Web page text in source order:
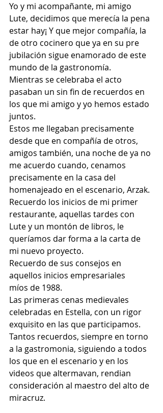
Yo y mi acompañante, mi amigo
Lute, decidimos que merecía la pena
estar hay¡ Y que mejor compañía, la
de otro cocinero que ya en su pre
jubilación sigue enamorado de este
mundo de la gastronomía.
Mientras se celebraba el acto
pasaban un sin fin de recuerdos en
los que mi amigo y yo hemos estado
juntos.
Estos me llegaban precisamente
desde que en compañía de otros,
amigos también, una noche de ya no
me acuerdo cuando, cenamos
precisamente en la casa del
homenajeado en el escenario, Arzak.
Recuerdo los inicios de mi primer
restaurante, aquellas tardes con
Lute y un montón de libros, le
queríamos dar forma a la carta de
mi nuevo proyecto.
Recuerdo de sus consejos en
aquellos inicios empresariales
míos de 1988.
Las primeras cenas medievales
celebradas en Estella, con un rigor
exquisito en las que participamos.
Tantos recuerdos, siempre en torno
a la gastromonia, siguiendo a todos
los que en el escenario y en los
videos que altermavan, rendian
consideración al maestro del alto de
miracruz.